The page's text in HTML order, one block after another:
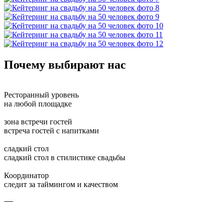
Почему выбирают нас
Ресторанный уровень
на любой площадке
зона встречи гостей
встреча гостей с напитками
сладкий стол
сладкий стол в стилистике свадьбы
Координатор
следит за таймингом и качеством